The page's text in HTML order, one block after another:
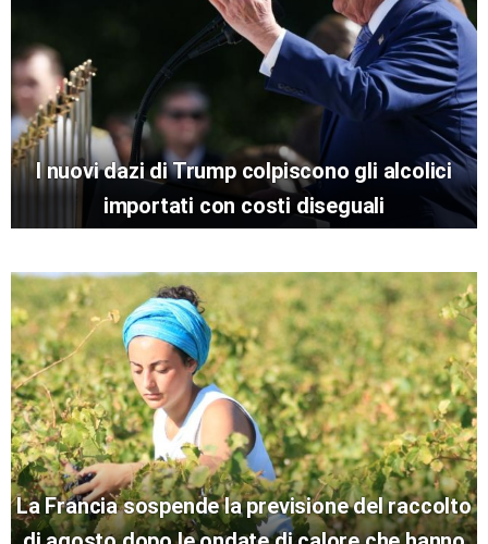
I nuovi dazi di Trump colpiscono gli alcolici
importati con costi diseguali
La Francia sospende la previsione del raccolto